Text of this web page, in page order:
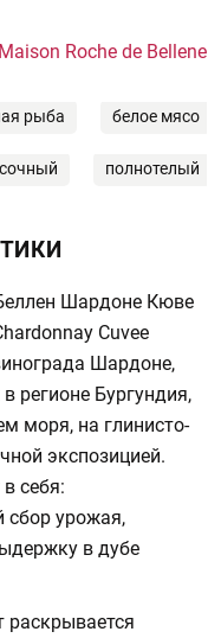
Maison Roche de Bellene
рыба белое мясо
сочный полнотелый
Шардоне Кюве
Cuvee
Шардоне,
регионе Бургундия,
моря, на глинисто-
экспозицией.
себя:
сбор урожая,
в дубе
раскрывается